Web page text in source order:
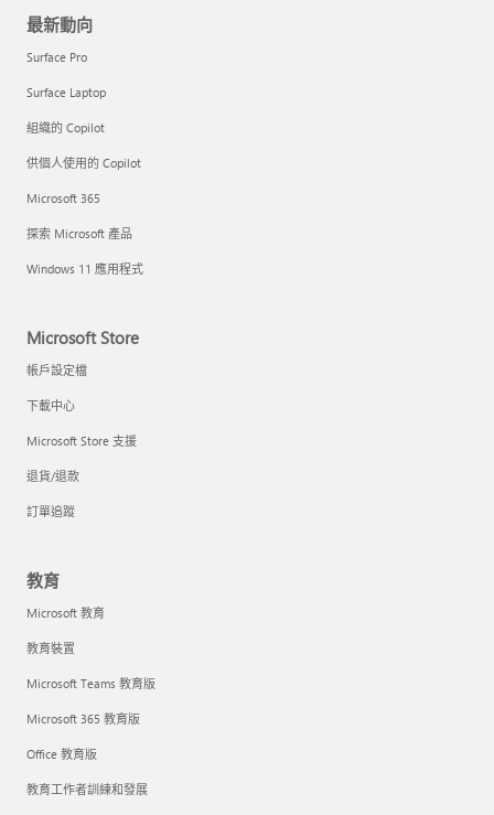
最新動向
Surface Pro
Surface Laptop
組織的 Copilot
供個人使用的 Copilot
Microsoft 365
探索 Microsoft 產品
Windows 11 應用程式
Microsoft Store
帳戶設定檔
下載中心
Microsoft Store 支援
退貨/退款
訂單追蹤
教育
Microsoft 教育
教育裝置
Microsoft Teams 教育版
Microsoft 365 教育版
Office 教育版
教育工作者訓練和發展